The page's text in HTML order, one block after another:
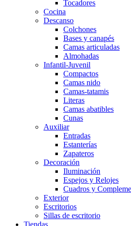
Tocadores
Cocina
Descanso
Colchones
Bases y canapés
Camas articuladas
Almohadas
Infantil-Juvenil
Compactos
Camas nido
Camas-tatamis
Literas
Camas abatibles
Cunas
Auxiliar
Entradas
Estanterías
Zapateros
Decoración
Iluminación
Espejos y Relojes
Cuadros y
Exterior
Escritorios
Sillas de escritorio
Tiendas